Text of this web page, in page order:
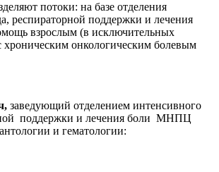
потоки: на базе отделения
респираторной поддержки и лечения
взрослым (в исключительных
хроническим онкологическим болевым
заведующий отделением интенсивного
поддержки и лечения боли МНПЦ
и гематологии: